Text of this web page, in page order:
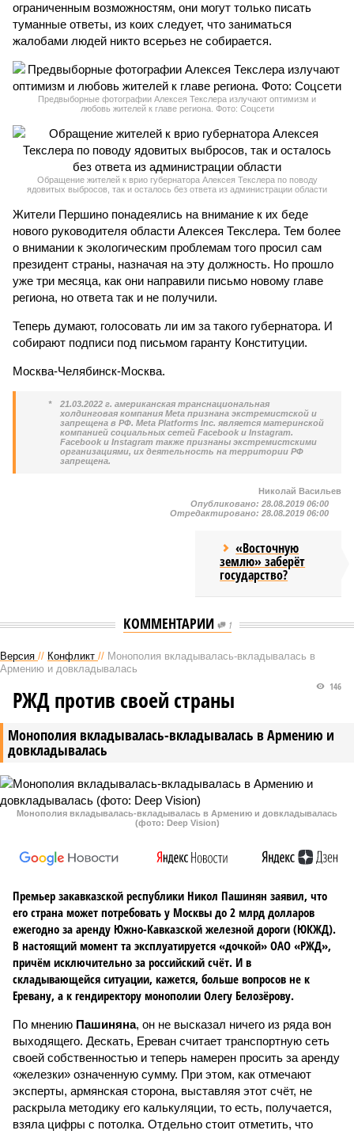
ограниченным возможностям, они могут только писать
туманные ответы, из коих следует, что заниматься
жалобами людей никто всерьез не собирается.
Предвыборные фотографии Алексея Текслера излучают оптимизм и
любовь жителей к главе региона. Фото: Соцсети
Обращение жителей к врио губернатора Алексея Текслера по поводу
ядовитых выбросов, так и осталось без ответа из администрации области
Жители Першино понадеялись на внимание к их беде
нового руководителя области Алексея Текслера. Тем более
о внимании к экологическим проблемам того просил сам
президент страны, назначая на эту должность. Но прошло
уже три месяца, как они направили письмо новому главе
региона, но ответа так и не получили.
Теперь думают, голосовать ли им за такого губернатора. И
собирают подписи под письмом гаранту Конституции.
Москва-Челябинск-Москва.
*
21.03.2022 г. американская транснациональная
холдинговая компания Meta признана экстремистской и
запрещена в РФ. Meta Platforms Inc. является материнской
компанией социальных сетей Facebook и Instagram.
Facebook и Instagram также признаны экстремистскими
организациями, их деятельность на территории РФ
запрещена.
Николай Васильев
Опубликовано: 28.08.2019 06:00
Отредактировано: 28.08.2019 06:00
«Восточную
землю» заберёт
государство?
КОММЕНТАРИИ 1
Версия // Конфликт // Монополия вкладывалась-вкладывалась в
Армению и довкладывалась
Монополия вкладывалась-вкладывалась в Армению и
довкладывалась
146
РЖД против своей страны
Монополия вкладывалась-вкладывалась в Армению и довкладывалась
(фото: Deep Vision)
Премьер закавказской республики Никол Пашинян заявил, что
его страна может потребовать у Москвы до 2 млрд долларов
ежегодно за аренду Южно-Кавказской железной дороги (ЮКЖД).
В настоящий момент та эксплуатируется «дочкой» ОАО «РЖД»,
причём исключительно за российский счёт. И в
складывающейся ситуации, кажется, больше вопросов не к
Еревану, а к гендиректору монополии Олегу Белозёрову.
По мнению Пашиняна, он не высказал ничего из ряда вон
выходящего. Дескать, Ереван считает транспортную сеть
своей собственностью и теперь намерен просить за аренду
«железки» означенную сумму. При этом, как отмечают
эксперты, армянская сторона, выставляя этот счёт, не
раскрыла методику его калькуляции, то есть, получается,
взяла цифры с потолка. Отдельно стоит отметить, что